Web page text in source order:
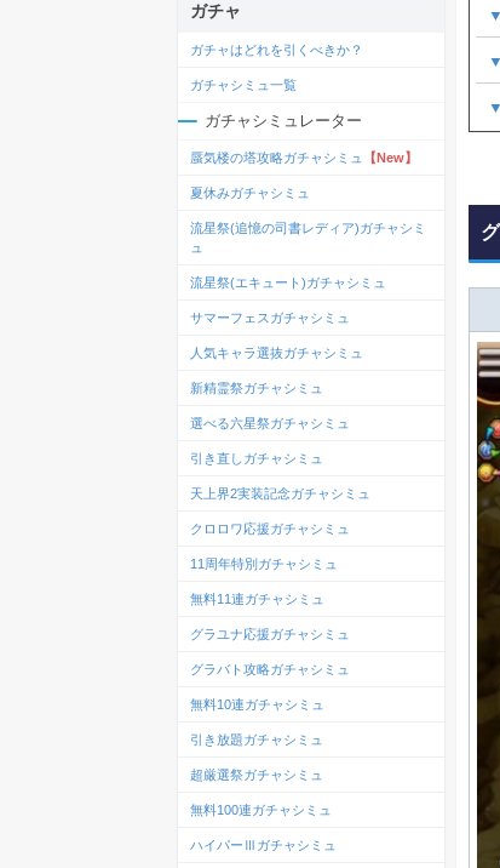
ガチャ
ガチャはどれを引くべきか？
ガチャシミュ一覧
ガチャシミュレーター
蜃気楼の塔攻略ガチャシミュ 【New】
夏休みガチャシミュ
流星祭(追憶の司書レディア)ガチャシミ
ュ
流星祭(エキュート)ガチャシミュ
サマーフェスガチャシミュ
人気キャラ選抜ガチャシミュ
新精霊祭ガチャシミュ
選べる六星祭ガチャシミュ
引き直しガチャシミュ
天上界2実装記念ガチャシミュ
クロロワ応援ガチャシミュ
11周年特別ガチャシミュ
無料11連ガチャシミュ
グラユナ応援ガチャシミュ
グラバト攻略ガチャシミュ
無料10連ガチャシミュ
引き放題ガチャシミュ
超厳選祭ガチャシミュ
無料100連ガチャシミュ
ハイパーⅢガチャシミュ